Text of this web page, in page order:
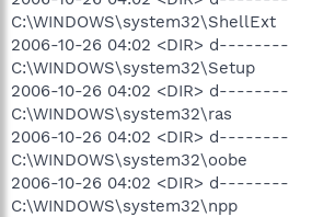
C:\WINDOWS\system32\ShellExt
2006-10-26 04:02 <DIR> d--------
C:\WINDOWS\system32\Setup
2006-10-26 04:02 <DIR> d--------
C:\WINDOWS\system32\ras
2006-10-26 04:02 <DIR> d--------
C:\WINDOWS\system32\oobe
2006-10-26 04:02 <DIR> d--------
C:\WINDOWS\system32\npp